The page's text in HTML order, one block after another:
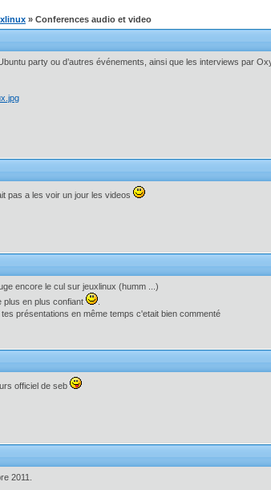
» Conferences audio et video
party ou d’autres événements, ainsi que les interviews par
pas a les voir un jour les videos
encore le cul sur jeuxlinux (humm ...)
plus en plus confiant
présentations en même temps c'etait bien commenté
officiel de seb
2011.